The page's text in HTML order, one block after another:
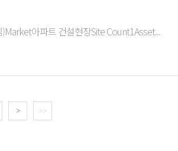
아파트 건설현장Site Count1Asset...
> >>